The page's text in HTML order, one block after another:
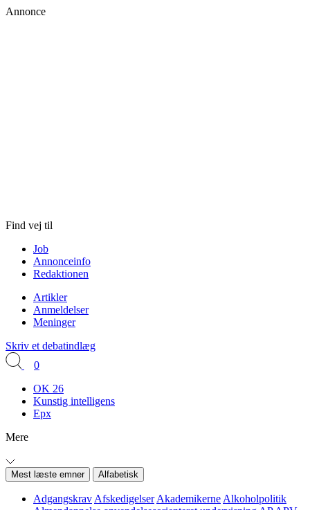
Annonce
Find vej til
Job
Annonceinfo
Redaktionen
Artikler
Anmeldelser
Meninger
Skriv et debatindlæg
0
OK 26
Kunstig intelligens
Epx
Mere
Mest læste emner Alfabetisk
Adgangskrav Afskedigelser Akademikerne Alkoholpolitik